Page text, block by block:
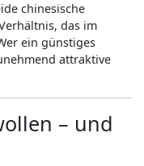
chinesische
das im
ein günstiges
attraktive
– und